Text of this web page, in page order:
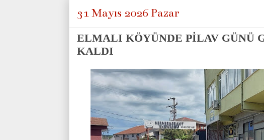
31 Mayıs 2026 Pazar
ELMALI KÖYÜNDE PİLAV GÜNÜ
KALDI